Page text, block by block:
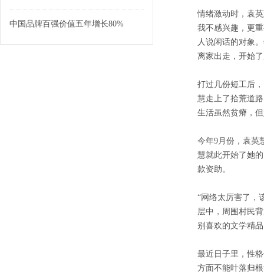
中国品牌百强价值五年增长80%
情绪激动时，袁
我不感兴趣，更
人说闲话的对象
离家出走，开始
打过几份短工后
慧走上了拾荒道
生活虽然贫瘠，
今年9月份，袁英
慧就此开始了她
款资助。
“网络太厉害了，
层中，周围村民
别喜欢的文学精
最近日子里，性
方面不能叶落归